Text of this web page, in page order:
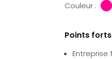
Couleur :
Points forts